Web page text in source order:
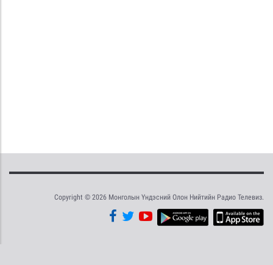
Copyright © 2026 Монголын Үндэсний Олон Нийтийн Радио Телевиз.